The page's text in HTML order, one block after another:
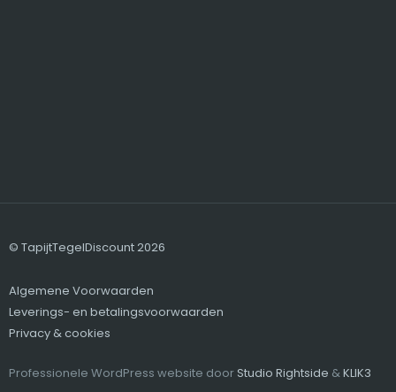
© TapijtTegelDiscount 2026
Algemene Voorwaarden
Leverings- en betalingsvoorwaarden
Privacy & cookies
Professionele WordPress website door Studio Rightside &KLIK3